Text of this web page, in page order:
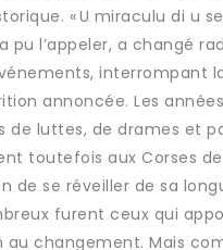
« U miraculu di u
pu l’appeler, a changé
interrompant
annoncée. Les
luttes, de drames et
toutefois aux Corses
de se réveiller de sa
furent ceux qui
au changement. Mais